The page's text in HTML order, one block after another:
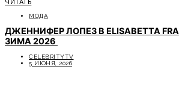
ЧИТАТЬ
МОДА
ДЖЕННИФЕР ЛОПЕЗ В ELISABETTA
ЗИМА 2026
CELEBRITYTV
5 ИЮНЯ, 2026